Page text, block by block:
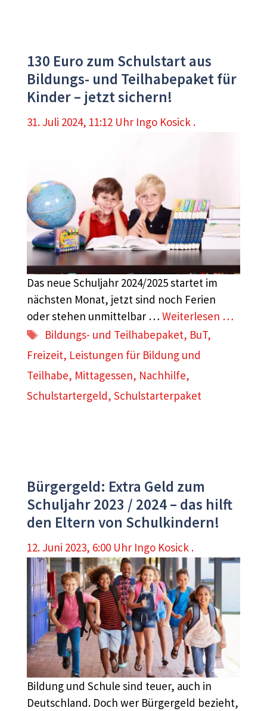
130 Euro zum Schulstart aus
Bildungs- und Teilhabepaket für
Kinder – jetzt sichern!
31. Juli 2024, 11:12 Uhr Ingo Kosick .
Das neue Schuljahr 2024/2025 startet im
nächsten Monat, jetzt sind noch Ferien
oder stehen unmittelbar … Weiterlesen …
Schlagwörter
Bildungs- und Teilhabepaket, BuT,
Freizeit, Leistungen für Bildung und
Teilhabe, Mittagessen, Nachhilfe,
Schulstartergeld, Schulstarterpaket
Bürgergeld: Extra Geld zum
Schuljahr 2023 / 2024 – das hilft
den Eltern von Schulkindern!
12. Juni 2023, 6:00 Uhr Ingo Kosick .
Bildung und Schule sind teuer, auch in
Deutschland. Doch wer Bürgergeld bezieht,